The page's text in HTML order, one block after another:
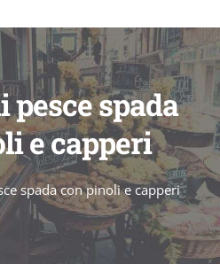
spada
e capperi
spada con pinoli e capperi